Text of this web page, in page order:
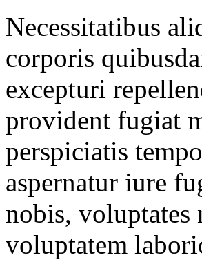
Necessitatibus
corporis
excepturi
provident fugiat
perspiciatis
aspernatur iure
nobis, voluptates
voluptatem